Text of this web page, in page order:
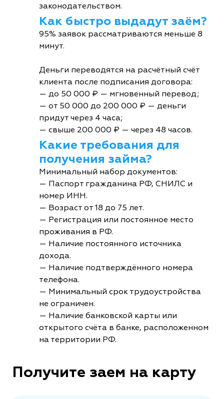
законодательством.
Как быстро выдадут заём?
95% заявок рассматриваются меньше 8
минут.
Деньги переводятся на расчётный счёт
клиента после подписания договора:
— до 50 000 ₽ — мгновенный перевод;
— от 50 000 до 200 000 ₽ — деньги
придут через 4 часа;
— свыше 200 000 ₽ — через 48 часов.
Какие требования для
получения займа?
Минимальный набор документов:
— Паспорт гражданина РФ, СНИЛС и
номер ИНН.
— Возраст от 18 до 75 лет.
— Регистрация или постоянное место
проживания в РФ.
— Наличие постоянного источника
дохода.
— Наличие подтверждённого номера
телефона.
— Минимальный срок трудоустройства
не ограничен.
— Наличие банковской карты или
открытого счёта в банке, расположенном
на территории РФ.
Получите заем на карту